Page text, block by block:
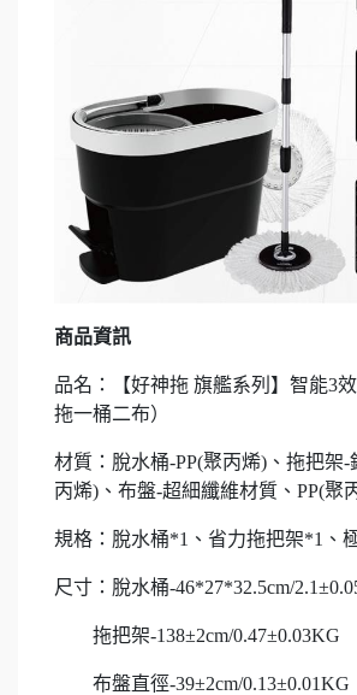
商品資訊
品名：【好神拖 旗艦系列】智能3
拖一桶二布）
材質：脫水桶-PP(聚丙烯)、拖把架-
丙烯)、布盤-超細纖維材質、PP(聚
規格：脫水桶*1、省力拖把架*1、
尺寸：脫水桶-46*27*32.5cm/
拖把架-138±2cm/0.47±0.03KG
布盤直徑-39±2cm/0.13±0.01KG